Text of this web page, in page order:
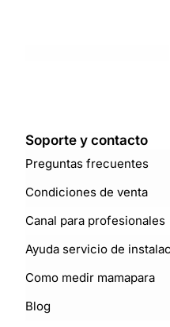
Soporte y contacto
Preguntas frecuentes
Condiciones de venta
Canal para profesionales
Ayuda servicio de
Como medir mamapara
Blog